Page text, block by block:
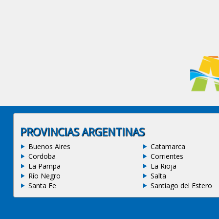
PROVINCIAS ARGENTINAS
Buenos Aires Catamarca
Cordoba
Corrientes
La Pampa
La Rioja
Río Negro
Salta
Santa Fe
Santiago del Estero